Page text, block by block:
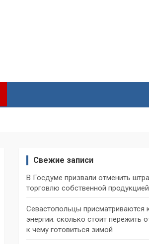
Свежие записи
В Госдуме призвали отменить
торговлю собственной продукцией
Севастопольцы присматриваются
энергии: сколько стоит пережить
к чему готовиться зимой